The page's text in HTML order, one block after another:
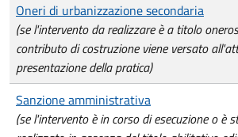
Oneri di urbanizzazione secondaria
(se l'intervento da realizzare è a titolo
contributo di costruzione viene versato
presentazione della pratica)
Sanzione amministrativa
(se l'intervento è in corso di esecuzione o è